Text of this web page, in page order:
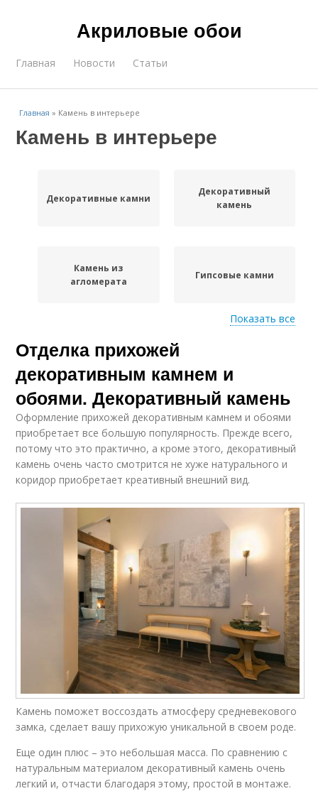
Акриловые обои
Главная Новости Статьи
Главная » Камень в интерьере
Камень в интерьере
Декоративные камни
Декоративный
камень
Камень из
агломерата
Гипсовые камни
Декор в интерьере
Камень из бетона Камень из гипса
Камень в прихожей
гвозди
Обои под камень Натуральный камень
Искусственный
камень
Камень под кирпич
искусственного
камня
Подоконник из
Показать все
Отделка прихожей
декоративным камнем и
обоями. Декоративный камень
Оформление прихожей декоративным камнем и обоями
приобретает все большую популярность. Прежде всего,
потому что это практично, а кроме этого, декоративный
камень очень часто смотрится не хуже натурального и
коридор приобретает креативный внешний вид.
Камень поможет воссоздать атмосферу средневекового
замка, сделает вашу прихожую уникальной в своем роде.
Еще один плюс – это небольшая масса. По сравнению с
натуральным материалом декоративный камень очень
легкий и, отчасти благодаря этому, простой в монтаже.